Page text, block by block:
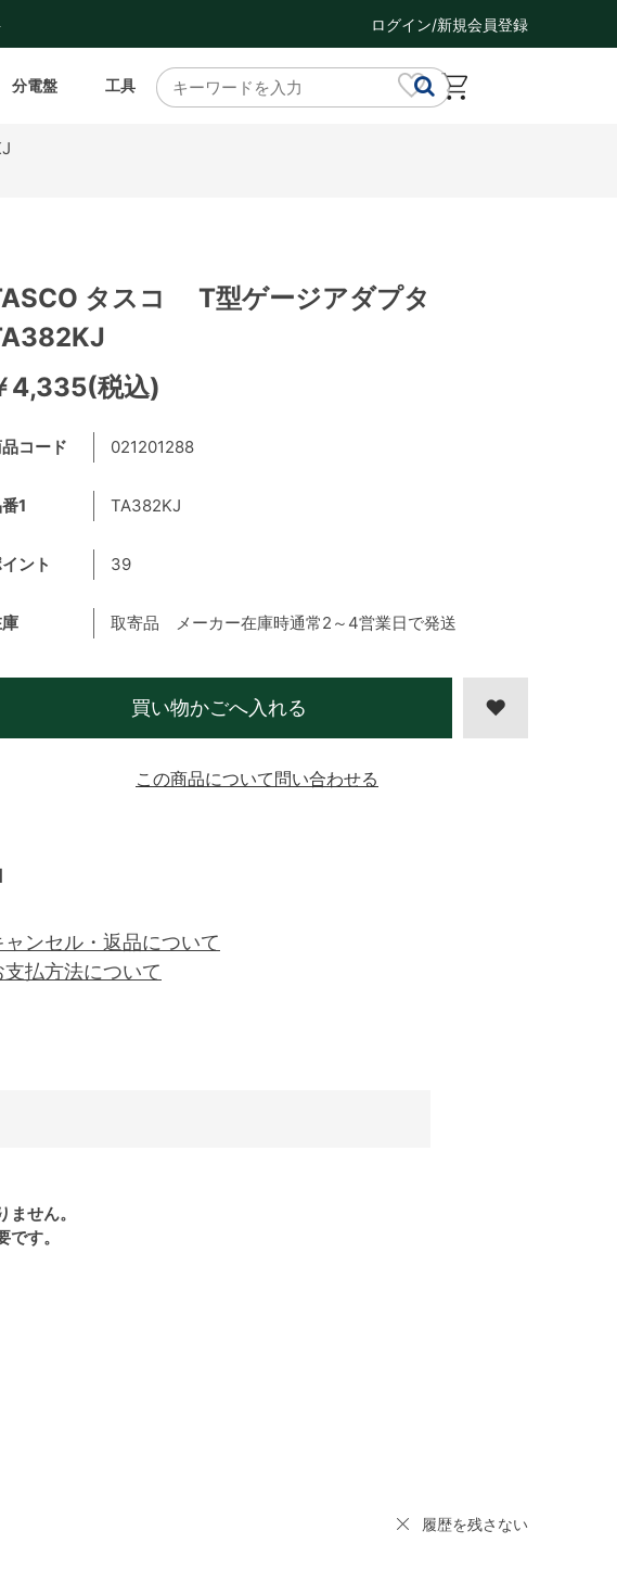
ログイン/新規会員登録
分電盤 工具
タスコ T型ゲージアダプタ
4,335(税込)
コード 021201288
1 TA382KJ
ント 39
取寄品 メーカー在庫時通常2～4営業日で発送
買い物かごへ入れる
ャンセル・返品について
支払方法について
この商品について問い合わせる
せん。
です。
履歴を残さない